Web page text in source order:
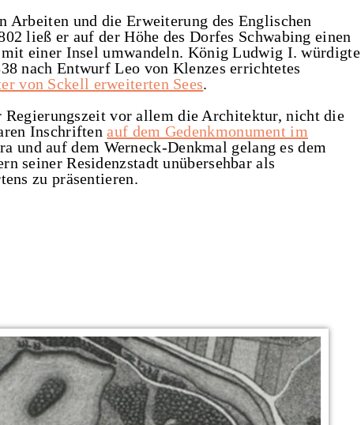
Arbeiten und die Erweiterung des Englischen
ließ er auf der Höhe des Dorfes Schwabing einen
mit einer Insel umwandeln. König Ludwig I. würdigte
nach Entwurf Leo von Klenzes errichtetes
von Sckell erweiterten Sees.
vor allem die Architektur, nicht die
Inschriftenauf dem Gedenkmonument im
und auf dem Werneck-Denkmal gelang es dem
seiner Residenzstadt unübersehbar als
zu präsentieren.